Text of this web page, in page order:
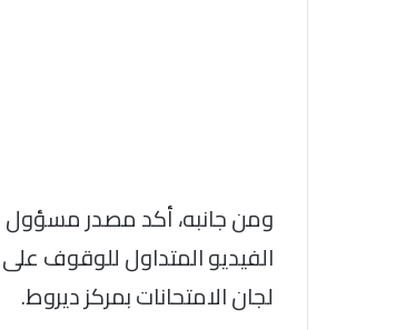
ومن جانبه، أكد مصدر مسؤول
الفيديو المتداول للوقوف
لجان الامتحانات بمركز ديروط.